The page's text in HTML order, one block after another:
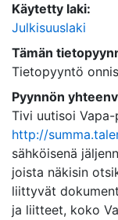
Käytetty laki:
Julkisuuslaki
Tämän
Tietopyyntö
Pyynnön
Tivi uutisoi
http://
sähköisenä
joista näkisin
liittyvät
ja liitteet, koko